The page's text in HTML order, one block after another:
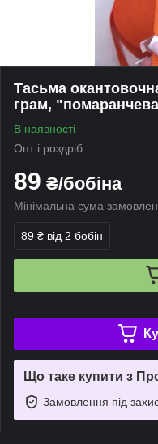
Тасьма
грам,
В наявності
Опт і роздріб
89 ₴/бобіна
Мінімальна сума
89 ₴ від 2 бобін
Що таке купити з
Замовлення під